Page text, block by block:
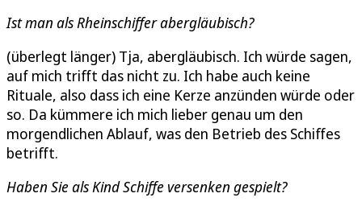
Ist man als Rheinschiffer abergläubisch?
(überlegt länger) Tja, abergläubisch. Ich würde sagen,
auf mich trifft das nicht zu. Ich habe auch keine
Rituale, also dass ich eine Kerze anzünden würde oder
so. Da kümmere ich mich lieber genau um den
morgendlichen Ablauf, was den Betrieb des Schiffes
betrifft.
Haben Sie als Kind Schiffe versenken gespielt?